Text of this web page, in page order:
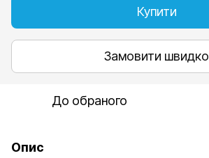
Купити
Замовити швидко
До обраного
Опис